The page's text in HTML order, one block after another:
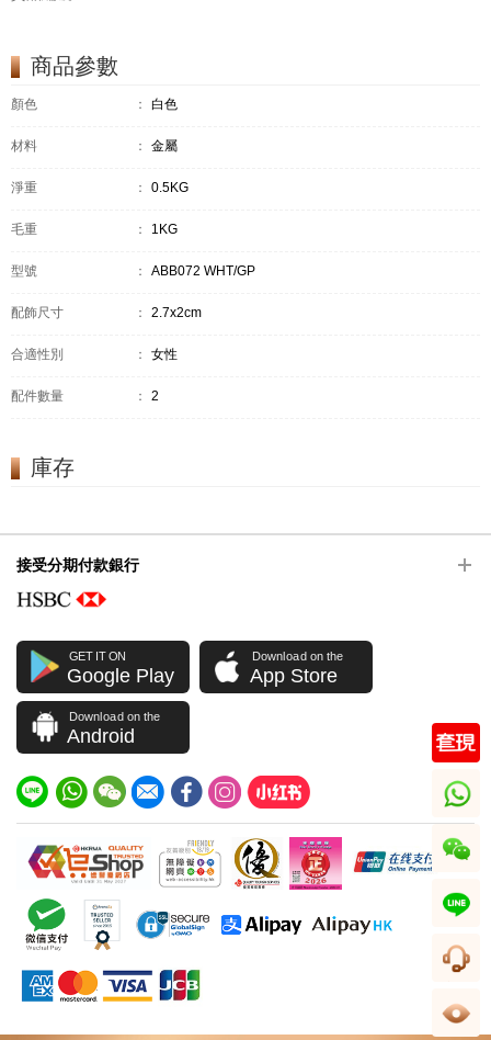
商品參數
顏色 ： 白色
材料 ： 金屬
淨重 ： 0.5KG
毛重 ： 1KG
型號 ： ABB072 WHT/GP
配飾尺寸 ： 2.7x2cm
合適性別 ： 女性
配件數量 ： 2
庫存
接受分期付款銀行
GET IT ON
Google Play
Download on the
App Store
Download on the
Android
whatsapp